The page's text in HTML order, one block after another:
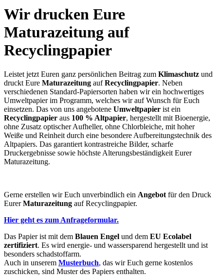
Wir drucken Eure
Maturazeitung auf
Recyclingpapier
Leistet jetzt Euren ganz persönlichen Beitrag zum Klimaschutz und
druckt Eure Maturazeitung aufRecyclingpapier. Neben
verschiedenen Standard-Papiersorten haben wir ein hochwertiges
Umweltpapier im Programm, welches wir auf Wunsch für Euch
einsetzen. Das von uns angebotene Umweltpapier ist ein
Recyclingpapier aus 100 % Altpapier, hergestellt mit Bioenergie,
ohne Zusatz optischer Aufheller, ohne Chlorbleiche, mit hoher
Weiße und Reinheit durch eine besondere Aufbereitungstechnik des
Altpapiers. Das garantiert kontrastreiche Bilder, scharfe
Druckergebnisse sowie höchste Alterungsbeständigkeit Eurer
Maturazeitung.
Gerne erstellen wir Euch unverbindlich ein Angebot für den Druck
EurerMaturazeitung auf Recyclingpapier.
Hier geht es zum Anfrageformular.
Das Papier ist mit dem Blauen Engel und dem EU Ecolabel
zertifiziert. Es wird energie- und wassersparend hergestellt und ist
besonders schadstoffarm.
Auch in unserem Musterbuch, das wir Euch gerne kostenlos
zuschicken, sind Muster des Papiers enthalten.